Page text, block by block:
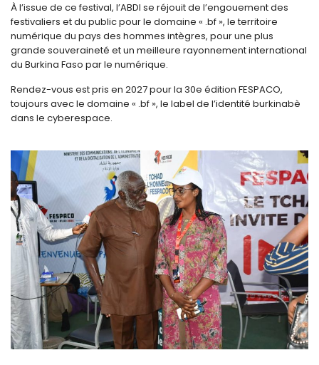
À l’issue de ce festival, l’ABDI se réjouit de l’engouement des
festivaliers et du public pour le domaine « .bf », le territoire
numérique du pays des hommes intègres, pour une plus
grande souveraineté et un meilleure rayonnement international
du Burkina Faso par le numérique.
Rendez-vous est pris en 2027 pour la 30e édition FESPACO,
toujours avec le domaine « .bf », le label de l’identité burkinabè
dans le cyberespace.